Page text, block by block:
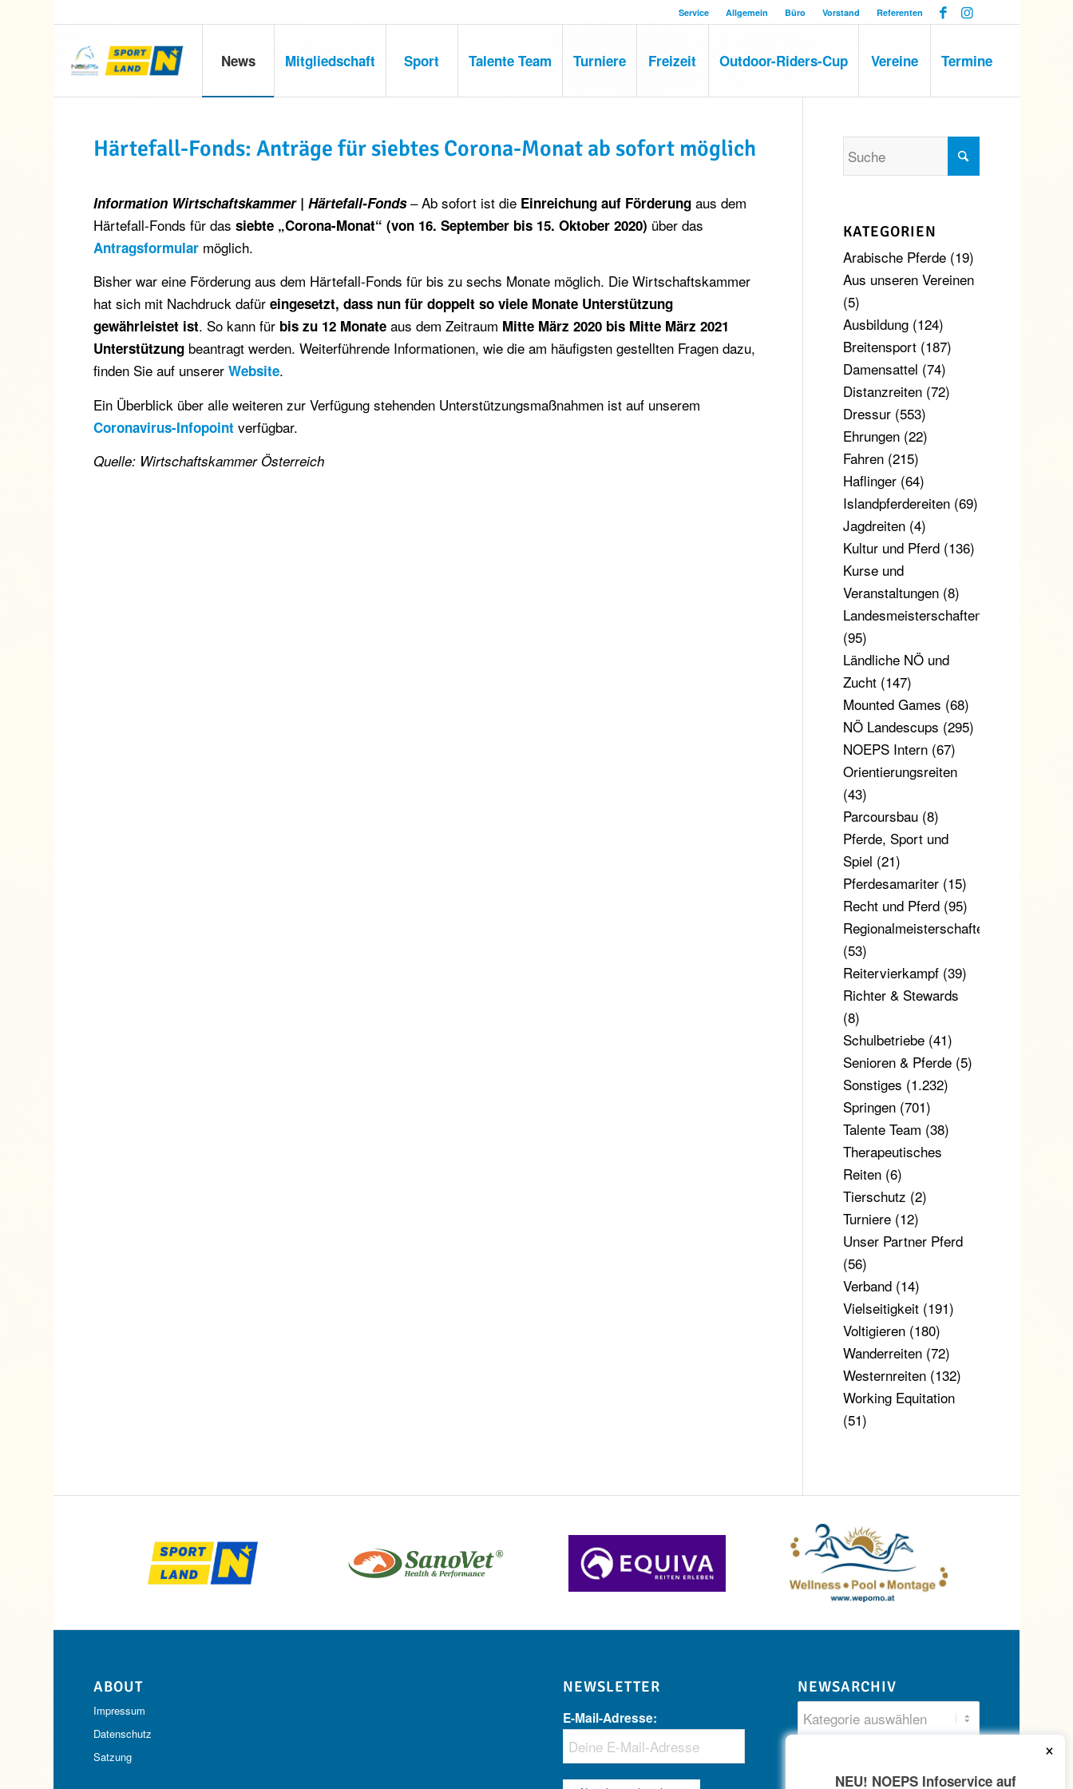
Service Allgemein Büro Vorstand Referenten
News Mitgliedschaft Sport Talente Team Turniere Freizeit Outdoor-Riders-Cup Vereine Termine
Härtefall-Fonds: Anträge für siebtes Corona-Monat ab sofort möglich
Information Wirtschaftskammer | Härtefall-Fonds – Ab sofort ist die Einreichung auf Förderung aus dem
Härtefall-Fonds für dassiebte „Corona-Monat“ (von 16. September bis 15. Oktober 2020) über das
Antragsformular möglich.
Bisher war eine Förderung aus dem Härtefall-Fonds für bis zu sechs Monate möglich. Die Wirtschaftskammer
hat sich mit Nachdruck dafüreingesetzt, dass nunfür doppelt so viele Monate Unterstützung
gewährleistet ist. So kann für bis zu 12 Monateaus dem Zeitraum Mitte März 2020 bis Mitte März 2021
Unterstützung beantragt werden. Weiterführende Informationen, wie die am häufigsten gestellten Fragen dazu,
finden Sie auf unsererWebsite.
Ein Überblick über alle weiteren zur Verfügung stehenden Unterstützungsmaßnahmen ist auf unserem
Coronavirus-Infopoint verfügbar.
Quelle: Wirtschaftskammer Österreich
KATEGORIEN
Arabische Pferde(19)
Aus unseren Vereinen
(5)
Ausbildung(124)
Breitensport(187)
Damensattel (74)
Distanzreiten(72)
Dressur(553)
Ehrungen(22)
Fahren(215)
Haflinger(64)
Islandpferdereiten(69)
Jagdreiten(4)
Kultur und Pferd(136)
Kurse und
Veranstaltungen(8)
Landesmeisterschaften
(95)
Ländliche NÖ und
Zucht(147)
Mounted Games (68)
NÖ Landescups (295)
NOEPS Intern(67)
Orientierungsreiten
(43)
Parcoursbau(8)
Pferde, Sport und
Spiel (21)
Pferdesamariter(15)
Recht und Pferd(95)
Regionalmeisterschaften
(53)
Reitervierkampf(39)
Richter & Stewards
(8)
Schulbetriebe(41)
Senioren & Pferde(5)
Sonstiges (1.232)
Springen(701)
Talente Team (38)
Therapeutisches
Reiten(6)
Tierschutz (2)
Turniere(12)
Unser Partner Pferd
(56)
Verband(14)
Vielseitigkeit(191)
Voltigieren(180)
Wanderreiten(72)
Westernreiten(132)
Working Equitation
(51)
ABOUT
Impressum
Datenschutz
Satzung
NEWSLETTER
E-Mail-Adresse:
NEWSARCHIV
×
NEU! NOEPS Infoservice auf